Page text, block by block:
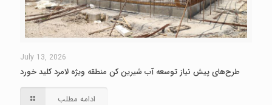
July 13, 2026
طرح‌های پیش نیاز توسعه آب شیرین کن منطقه ویژه لامرد کلید خورد
ادامه مطلب